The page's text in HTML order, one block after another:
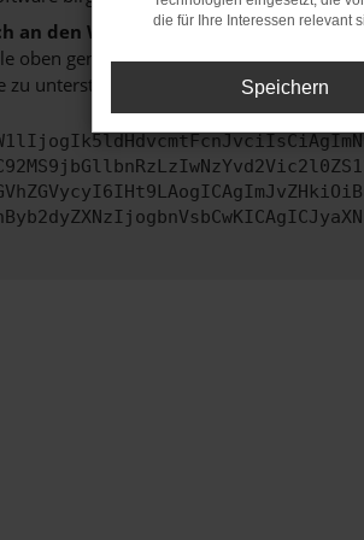
an den Webseitenbetreiber.
oben genannten Schritte versucht hast,
zu unterstützen:
die für Ihre Interessen relevant
Speichern